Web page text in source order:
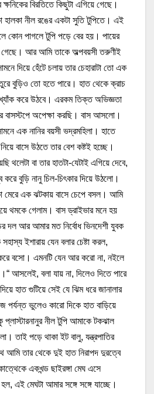
বিরতিতে কিছুটা এগিয়ে গেছে।
হালকা নীল রঙের একটা সুতি টুপিতে। এই
কোন পাগলে টুপি পড়ে বের হয়। পায়ের
গেছে। আর আমি তাকে অল্পবয়সী তরুণীই
দিয়ে হেঁটে চলায় তার চেহারাটা তো এক
বুড়িও তো হতে পারে। হাত থেকে ক্রাচ
করে উঠবে। এরকম তিক্ত অভিজ্ঞতা
অপেক্ষা করছি। বাস আসলো।
এক নানির বয়সী ভদ্রমহিলা। হাতে
নিয়ে বাসে উঠতে তার বেশ কষ্টই হচ্ছে।
থলেটা বা তার হাতটা-যেটাই এগিয়ে দেবে,
বুড়ি নানু চিল-চিৎকার দিয়ে উঠলো।
মেরে এক ঝটকায় বাসে চেপে বসল। আমি
থমকে গেলাম। বাস ড্রাইভার মনে হয়
দল আর আমার মত নির্বোধ ভিনদেশী যুবক
ইশারায় যেন বলার চেষ্টা করল,
বসো। এমনটি যেন আর করো না, নইলে
আসলেই, বলা যায় না, দিলেও দিতে পারে
হাত গুটিয়ে সেই যে ঝিম ধরে জানালার
পর্যন্ত ভুলেও কারো দিকে হাত বাড়িয়ে
প্লাস্টারনানুর নীল টুপি আমাকে টকঝাল
তাই পড়ে থাকা ইট বালু, যন্ত্রপাতির
তার থেকে দুই হাত নিরাপদ দুরত্বে
একখন্ড ছাইরঙ্গা মেঘ এসে
এই মেঘটা আমার সঙ্গে সঙ্গে যাচ্ছে।